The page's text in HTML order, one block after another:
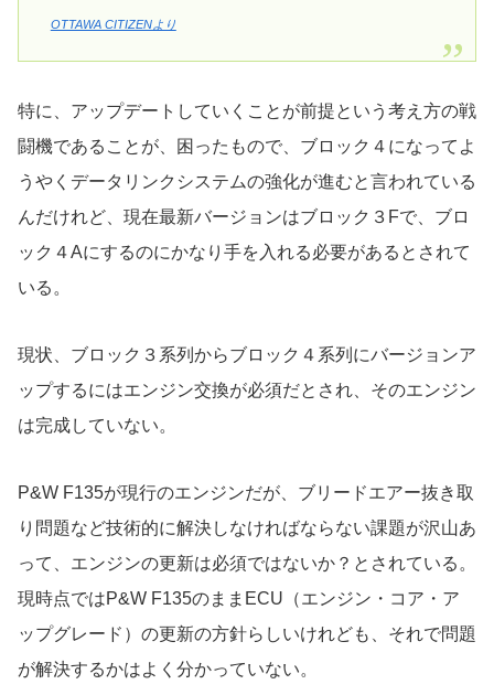
OTTAWA CITIZENより
特に、アップデートしていくことが前提という考え方の戦
闘機であることが、困ったもので、ブロック４になってよ
うやくデータリンクシステムの強化が進むと言われている
んだけれど、現在最新バージョンはブロック３Fで、ブロ
ック４Aにするのにかなり手を入れる必要があるとされて
いる。
現状、ブロック３系列からブロック４系列にバージョンア
ップするにはエンジン交換が必須だとされ、そのエンジン
は完成していない。
P&W F135が現行のエンジンだが、ブリードエアー抜き取
り問題など技術的に解決しなければならない課題が沢山あ
って、エンジンの更新は必須ではないか？とされている。
現時点ではP&W F135のままECU（エンジン・コア・ア
ップグレード）の更新の方針らしいけれども、それで問題
が解決するかはよく分かっていない。